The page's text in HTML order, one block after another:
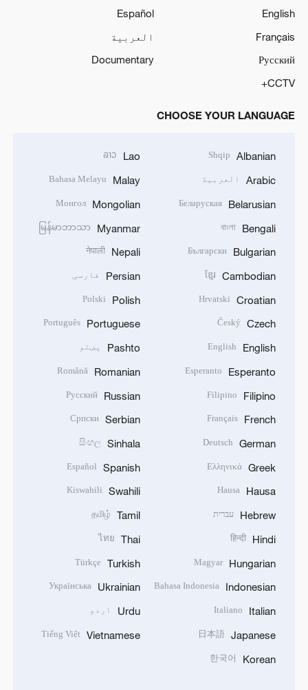
English
Español
Français
العربية
Русский
Documentary
CCTV+
CHOOSE YOUR LANGUAGE
Albanian
Shqip
Arabic العربية
Belarusian
Беларуская
Bengali
বাংলা
Bulgarian
Български
Cambodian
ខ្មែរ
Croatian
Hrvatski
Czech
Český
English
English
Esperanto
Esperanto
Filipino
Filipino
French
Français
German
Deutsch
Greek
Ελληνικά
Hausa
Hausa
Hebrew עברית
Hindi
हिन्दी
Hungarian
Magyar
Indonesian
Bahasa Indonesia
Italian
Italiano
Japanese
日本語
Korean
한국어
Lao
ລາວ
Malay
Bahasa Melayu
Mongolian
Монгол
Myanmar
မြန်မာဘာသာ
Nepali
नेपाली
Persian فارسی
Polish
Polski
Portuguese
Português
Pashto پښتو
Romanian
Română
Russian
Русский
Serbian
Српски
Sinhala
සිංහල
Spanish
Español
Swahili
Kiswahili
Tamil
தமிழ்
Thai
ไทย
Turkish
Türkçe
Ukrainian
Українська
Urdu اردو
Vietnamese
Tiếng Việt